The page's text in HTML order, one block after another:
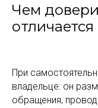
Чем
При
владельце: он
обращения,